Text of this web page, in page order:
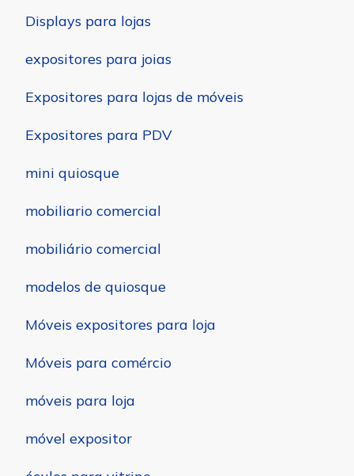
Displays para lojas
expositores para joias
Expositores para lojas de móveis
Expositores para PDV
mini quiosque
mobiliario comercial
mobiliário comercial
modelos de quiosque
Móveis expositores para loja
Móveis para comércio
móveis para loja
móvel expositor